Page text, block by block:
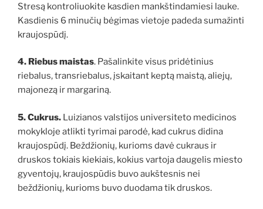
Stresą kontroliuokite kasdien mankštindamiesi lauke.
Kasdienis 6 minučių bėgimas vietoje padeda sumažinti
kraujospūdį.
4. Riebus maistas. Pašalinkite visus pridėtinius
riebalus, transriebalus, įskaitant keptą maistą, aliejų,
majonezą ir margariną.
5. Cukrus. Luizianos valstijos universiteto medicinos
mokykloje atlikti tyrimai parodė, kad cukrus didina
kraujospūdį. Beždžionių, kurioms davė cukraus ir
druskos tokiais kiekiais, kokius vartoja daugelis miesto
gyventojų, kraujospūdis buvo aukštesnis nei
beždžionių, kurioms buvo duodama tik druskos.